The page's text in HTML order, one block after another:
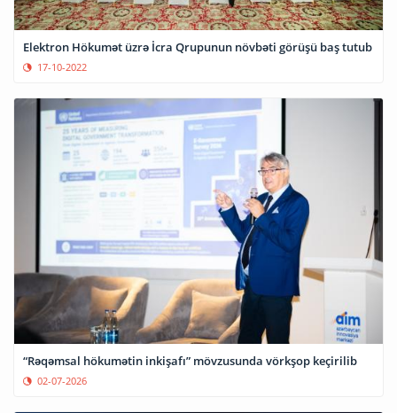
Elektron Hökumət üzrə İcra Qrupunun növbəti görüşü baş tutub
17-10-2022
“Rəqəmsal hökumətin inkişafı” mövzusunda vörkşop keçirilib
02-07-2026